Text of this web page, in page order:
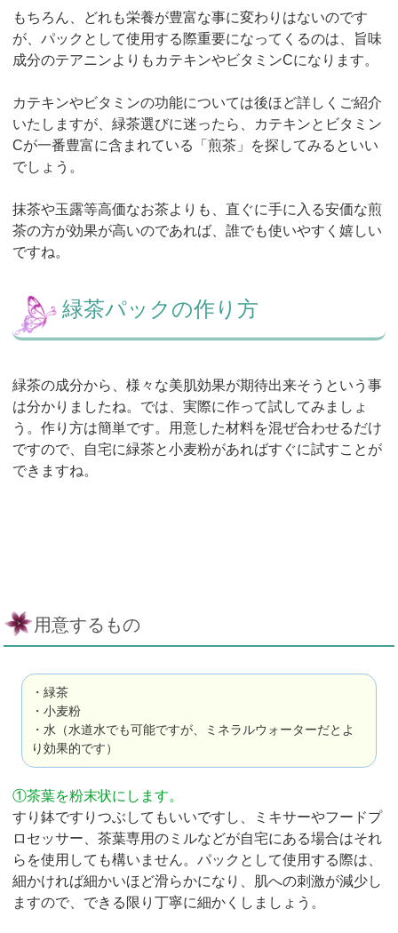
もちろん、どれも栄養が豊富な事に変わりはないのです
が、パックとして使用する際重要になってくるのは、旨味
成分のテアニンよりもカテキンやビタミンCになります。
カテキンやビタミンの功能については後ほど詳しくご紹介
いたしますが、緑茶選びに迷ったら、カテキンとビタミン
Cが一番豊富に含まれている「煎茶」を探してみるといい
でしょう。
抹茶や玉露等高価なお茶よりも、直ぐに手に入る安価な煎
茶の方が効果が高いのであれば、誰でも使いやすく嬉しい
ですね。
緑茶パックの作り方
緑茶の成分から、様々な美肌効果が期待出来そうという事
は分かりましたね。では、実際に作って試してみましょ
う。作り方は簡単です。用意した材料を混ぜ合わせるだけ
ですので、自宅に緑茶と小麦粉があればすぐに試すことが
できますね。
用意するもの
・緑茶
・小麦粉
・水（水道水でも可能ですが、ミネラルウォーターだとよ
り効果的です）
①茶葉を粉末状にします。
すり鉢ですりつぶしてもいいですし、ミキサーやフードプ
ロセッサー、茶葉専用のミルなどが自宅にある場合はそれ
らを使用しても構いません。パックとして使用する際は、
細かければ細かいほど滑らかになり、肌への刺激が減少し
ますので、できる限り丁寧に細かくしましょう。